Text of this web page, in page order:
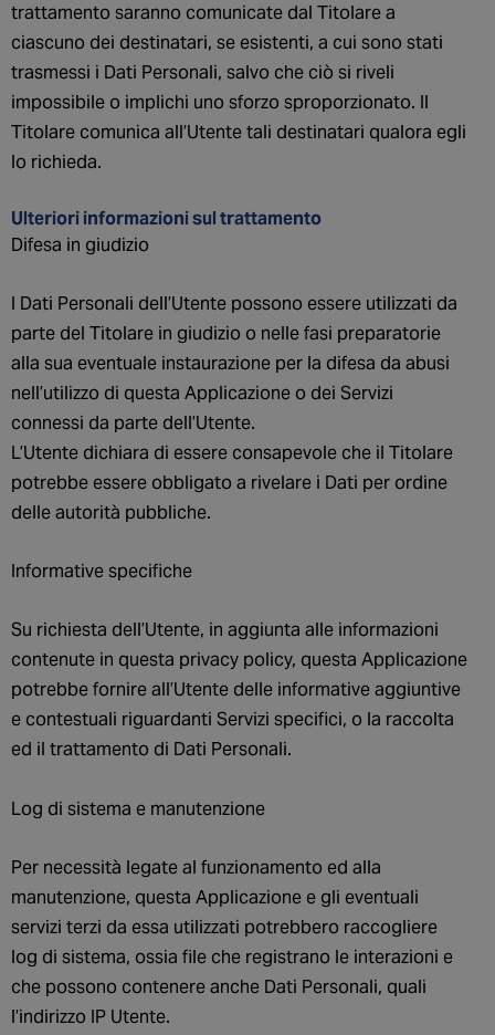
trattamento saranno comunicate dal Titolare a
ciascuno dei destinatari, se esistenti, a cui sono stati
trasmessi i Dati Personali, salvo che ciò si riveli
impossibile o implichi uno sforzo sproporzionato. Il
Titolare comunica all’Utente tali destinatari qualora egli
lo richieda.
Ulteriori informazioni sul trattamento
Difesa in giudizio
I Dati Personali dell’Utente possono essere utilizzati da
parte del Titolare in giudizio o nelle fasi preparatorie
alla sua eventuale instaurazione per la difesa da abusi
nell’utilizzo di questa Applicazione o dei Servizi
connessi da parte dell’Utente.
L’Utente dichiara di essere consapevole che il Titolare
potrebbe essere obbligato a rivelare i Dati per ordine
delle autorità pubbliche.
Informative specifiche
Su richiesta dell’Utente, in aggiunta alle informazioni
contenute in questa privacy policy, questa Applicazione
potrebbe fornire all’Utente delle informative aggiuntive
e contestuali riguardanti Servizi specifici, o la raccolta
ed il trattamento di Dati Personali.
Log di sistema e manutenzione
Per necessità legate al funzionamento ed alla
manutenzione, questa Applicazione e gli eventuali
servizi terzi da essa utilizzati potrebbero raccogliere
log di sistema, ossia file che registrano le interazioni e
che possono contenere anche Dati Personali, quali
l’indirizzo IP Utente.